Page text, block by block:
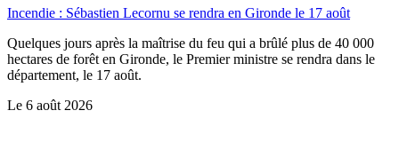
Incendie : Sébastien Lecornu se rendra en Gironde le 17 août
Quelques jours après la maîtrise du feu qui a brûlé plus de 40 000
hectares de forêt en Gironde, le Premier ministre se rendra dans le
département, le 17 août.
Le 6 août 2026